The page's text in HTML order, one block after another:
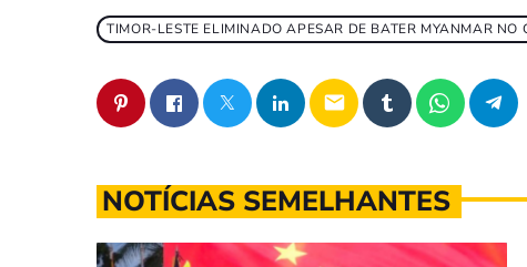
TIMOR-LESTE ELIMINADO APESAR DE BATER MYANMAR
email
NOTÍCIAS SEMELHANTES